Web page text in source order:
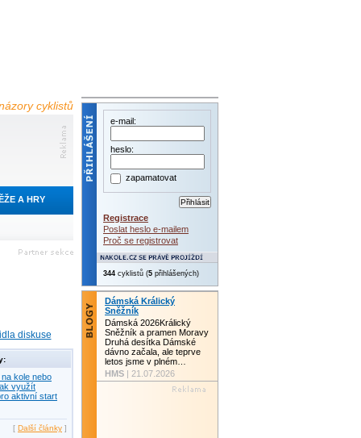
cyklistů
A HRY
diskuse
kole nebo
využít
aktivní start
[ Další články ]
e-mail:
heslo:
zapamatovat
Registrace
Poslat heslo e-mailem
Proč se registrovat
344 cyklistů (5 přihlášených)
Dámská Králický
Sněžník
Dámská 2026Králický
Sněžník a pramen Moravy
Druhá desítka Dámské
dávno začala, ale teprve
letos jsme v plném…
HMS | 21.07.2026